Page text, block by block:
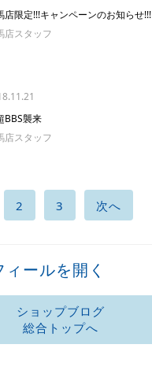
店限定!!!キャンペーンのお知らせ!!!
店スタッフ
BBS襲来
店スタッフ
2 3 次へ
ールを開く
ショップブログ
総合トップへ